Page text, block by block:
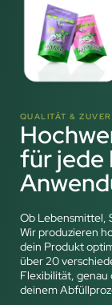
QUALITÄT &
für jede
Ob Lebensmittel,
Wir produzieren
dein Produkt
über 20
Flexibilität, genau
deinem